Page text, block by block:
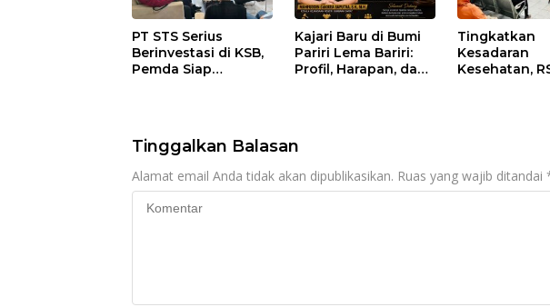
PT STS Serius
Berinvestasi di KSB,
Pemda Siap
Kajari Baru di Bumi
Pariri Lema Bariri:
Profil, Harapan, dan
Tingkatkan
Kesadaran
Kesehatan,
Tinggalkan Balasan
Alamat email Anda tidak akan dipublikasikan. Ruas yang wajib ditandai